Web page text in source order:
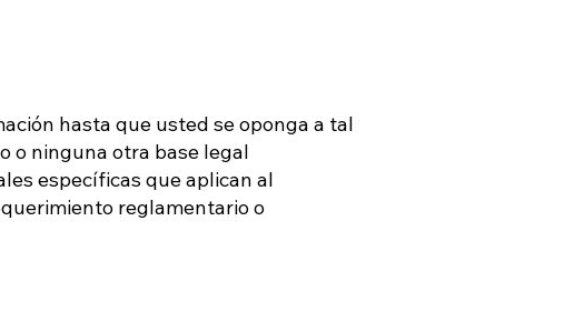
hasta que usted se oponga a tal
o ninguna otra base legal
específicas que aplican al
reglamentario o